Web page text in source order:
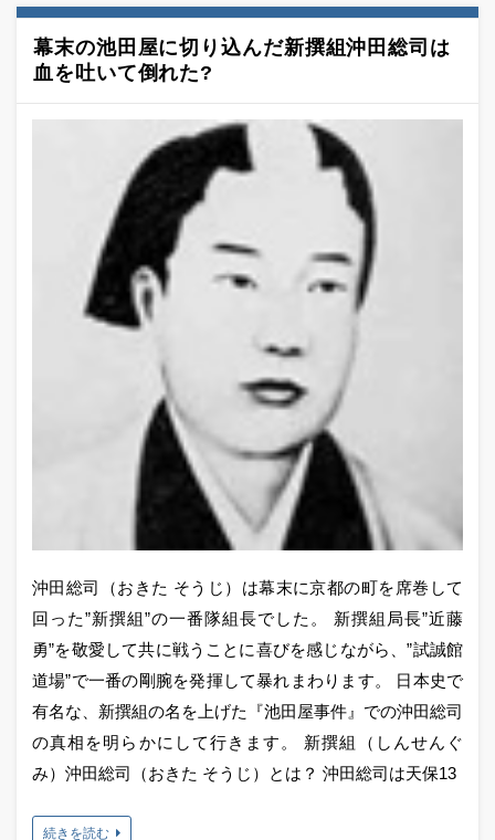
幕末の池田屋に切り込んだ新撰組沖田総司は
血を吐いて倒れた?
沖田総司（おきた そうじ）は幕末に京都の町を席巻して
回った”新撰組”の一番隊組長でした。 新撰組局長”近藤
勇”を敬愛して共に戦うことに喜びを感じながら、”試誠館
道場”で一番の剛腕を発揮して暴れまわります。 日本史で
有名な、新撰組の名を上げた『池田屋事件』での沖田総司
の真相を明らかにして行きます。 新撰組（しんせんぐ
み）沖田総司（おきた そうじ）とは？ 沖田総司は天保13
続きを読む